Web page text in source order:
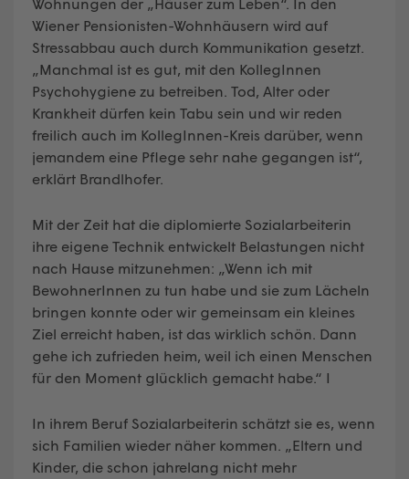
Wiener Pensionisten-Wohnhäusern wird auf
Stressabbau auch durch Kommunikation gesetzt.
„Manchmal ist es gut, mit den KollegInnen
Psychohygiene zu betreiben. Tod, Alter oder
Krankheit dürfen kein Tabu sein und wir reden
freilich auch im KollegInnen-Kreis darüber, wenn
jemandem eine Pflege sehr nahe gegangen ist“,
erklärt Brandlhofer.
Mit der Zeit hat die diplomierte Sozialarbeiterin
ihre eigene Technik entwickelt Belastungen nicht
nach Hause mitzunehmen: „Wenn ich mit
BewohnerInnen zu tun habe und sie zum Lächeln
bringen konnte oder wir gemeinsam ein kleines
Ziel erreicht haben, ist das wirklich schön. Dann
gehe ich zufrieden heim, weil ich einen Menschen
für den Moment glücklich gemacht habe.“ I
In ihrem Beruf Sozialarbeiterin schätzt sie es, wenn
sich Familien wieder näher kommen. „Eltern und
Kinder, die schon jahrelang nicht mehr